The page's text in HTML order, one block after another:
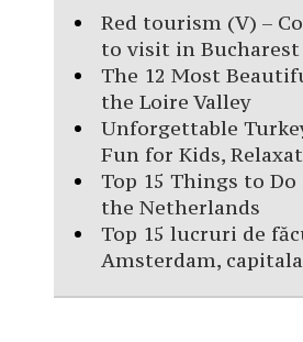
Red tourism (V) –
to visit in Bucharest
The 12 Most
the Loire Valley
Unforgettable
Fun for Kids,
Top 15 Things to
the Netherlands
Top 15 lucruri de
Amsterdam,